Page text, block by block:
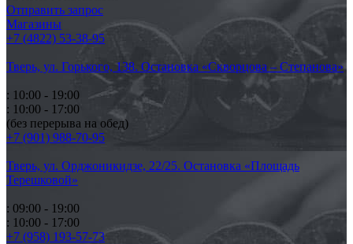
Отправить запрос
Магазины
+7 (4822) 53-38-95
Тверь, ул. Горького, 138. Остановка «Скворцова – Степанова»
: 10:00 - 19:00
: 10:00 - 17:00
(без перерыва на обед)
+7 (901) 988-70-95
Тверь, ул. Орджоникидзе, 22/25. Остановка «Площадь
Терешковой»
: 09:00 - 19:00
: 10:00 - 17:00
+7 (958) 193-57-73